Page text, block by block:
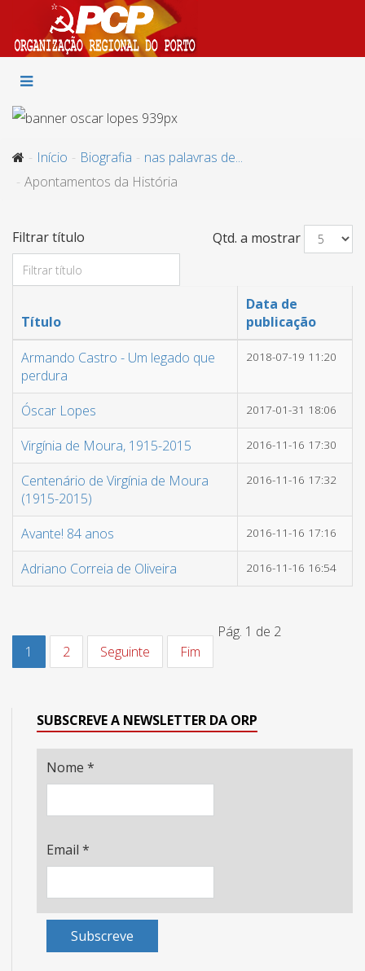
Início Biografia
nas palavras de...
Apontamentos da História
Filtrar título Qtd. a mostrar
Título
Data de
publicação
Armando Castro - Um legado que
perdura
2018-07-19 11:20
Óscar Lopes 2017-01-31 18:06
Virgínia de Moura, 1915-2015 2016-11-16 17:30
Centenário de Virgínia de Moura
(1915-2015)
2016-11-16 17:32
Avante! 84 anos 2016-11-16 17:16
Adriano Correia de Oliveira 2016-11-16 16:54
Pág. 1 de 2
1
2 Seguinte Fim
SUBSCREVE A NEWSLETTER DA ORP
Nome *
Email *
Subscreve